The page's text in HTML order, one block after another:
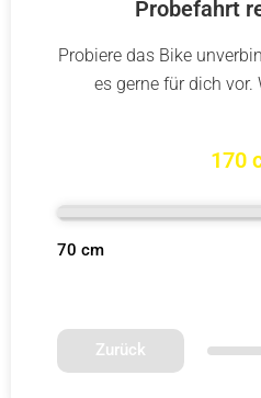
Probefahrt
Probiere das Bike
es gerne für dich vor.
170
70 cm
Zurück